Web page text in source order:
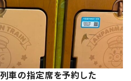
車の指定席を予約した